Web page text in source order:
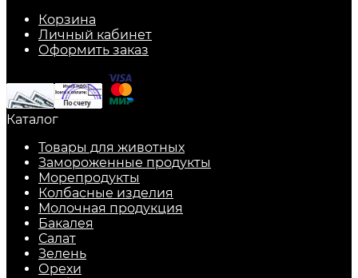
Корзина
Личный кабинет
Оформить заказ
Каталог
Товары для животных
Замороженные продукты
Морепродукты
Колбасные изделия
Молочная продукция
Бакалея
Салат
Зелень
Орехи